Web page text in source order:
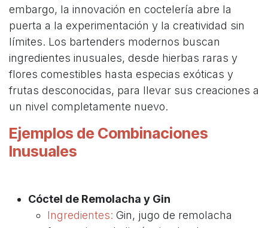
embargo, la innovación en coctelería abre la
puerta a la experimentación y la creatividad sin
límites. Los bartenders modernos buscan
ingredientes inusuales, desde hierbas raras y
flores comestibles hasta especias exóticas y
frutas desconocidas, para llevar sus creaciones a
un nivel completamente nuevo.
Ejemplos de Combinaciones
Inusuales
Cóctel de Remolacha y Gin
Ingredientes: Gin, jugo de remolacha